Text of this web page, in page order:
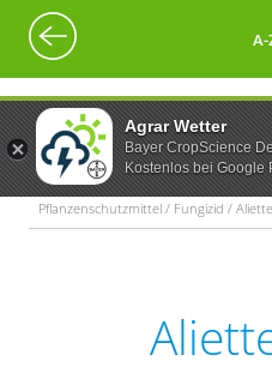
Agrar Wetter
Bayer CropScience
Kostenlos bei Google
A-
Pflanzenschutzmittel / Fungizid /